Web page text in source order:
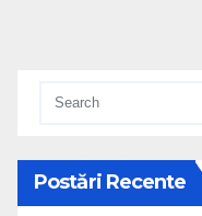
Postări Recente